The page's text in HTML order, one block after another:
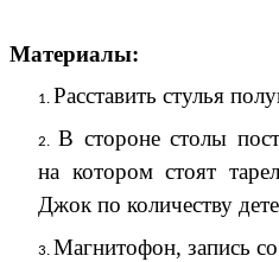
Материалы:
Расставить стулья
В стороне столы
на котором стоят
Джок по количеству
Магнитофон, запись